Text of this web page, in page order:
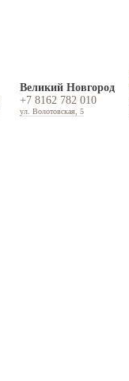
Великий Новгород
+7 8162 782 010
ул. Волотовская, 5